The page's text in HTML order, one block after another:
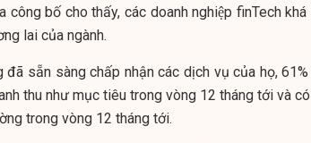
bố cho thấy, các doanh nghiệp finTech
lai của ngành.
đã sẵn sàng chấp nhận các dịch vụ của họ,
thu như mục tiêu trong vòng 12 tháng tới và
trong vòng 12 tháng tới.